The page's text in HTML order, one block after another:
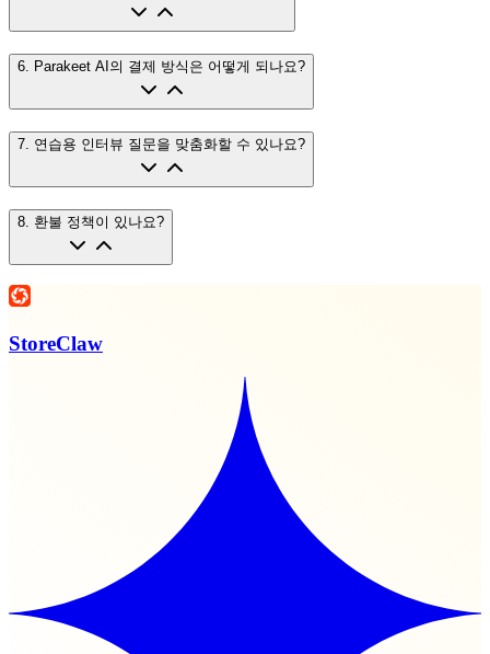
6. Parakeet AI의 결제 방식은 어떻게 되나요?
7 연습용 인터뷰 질문을 맞춤화할 수 있나요?
8 환불 정책이 있나요?
StoreClaw